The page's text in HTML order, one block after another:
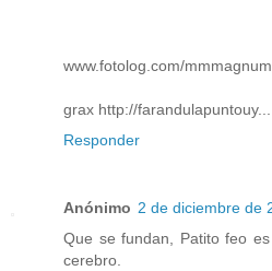
www.fotolog.com/
grax http://
Responder
Anónimo 2 de diciembre de
Que se fundan, Patito feo
cerebro.